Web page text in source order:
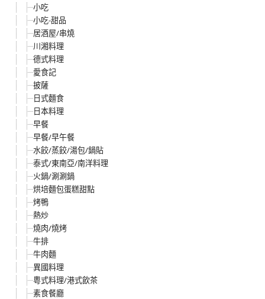
小吃
小吃-甜品
居酒屋/串燒
川湘料理
德式料理
愛食記
披薩
日式麵食
日本料理
早餐
早餐/早午餐
水餃/蒸餃/湯包/鍋貼
泰式/東南亞/南洋料理
火鍋/涮涮鍋
烘培麵包蛋糕甜點
烤鴨
熱炒
燒肉/燒烤
牛排
牛肉麵
異國料理
粵式料理/港式飲茶
素食餐廳